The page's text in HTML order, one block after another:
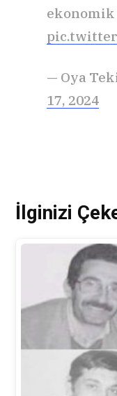
ekonomik
— Oya
17, 2024
İlginizi